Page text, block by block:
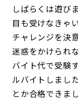
しばらくは遊び
目も受けなきゃ
チャレンジを決
迷惑をかけられ
バイト代で受験
ルバイトしまし
とか合格できまし